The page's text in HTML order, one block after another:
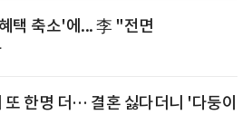
택 축소'에... 李 "전면
한명 더… 결혼 싫다더니 '다둥이